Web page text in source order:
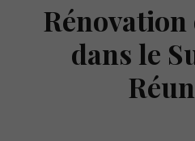
dans le